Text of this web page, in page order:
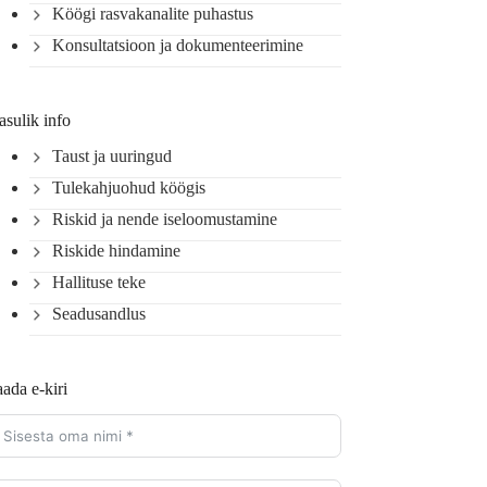
Köögi rasvakanalite puhastus
Konsultatsioon ja dokumenteerimine
info
Taust ja uuringud
Tulekahjuohud köögis
Riskid ja nende iseloomustamine
Riskide hindamine
Hallituse teke
Seadusandlus
e-kiri